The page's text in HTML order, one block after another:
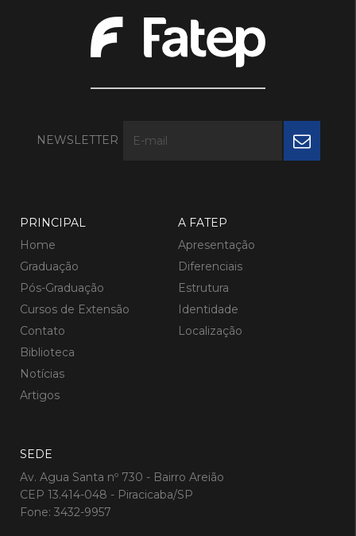
NEWSLETTER
PRINCIPAL
Home
Graduação
Pós-Graduação
Cursos de Extensão
Contato
Biblioteca
Notícias
Artigos
A FATEP
Apresentação
Diferenciais
Estrutura
Identidade
Localização
SEDE
Av. Agua Santa nº 730 - Bairro Areião
CEP 13.414-048 - Piracicaba/SP
Fone: 3432-9957